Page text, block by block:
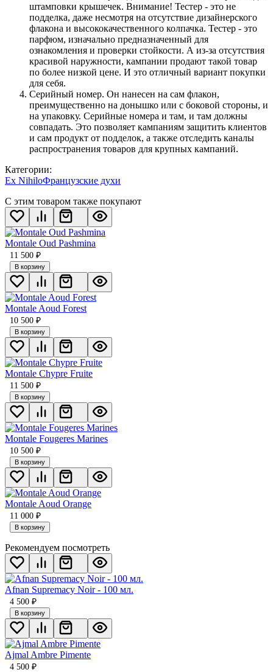
штамповки крышечек. Внимание! Тестер - это не
подделка, даже несмотря на отсутствие дизайнерского
флакона и высококачественного колпачка. Тестер - это
парфюм, изначально предназначенный для
ознакомления и проверки стойкости. А из-за отсутствия
красивой наружности, кампании продают такой товар
по более низкой цене. И это отличный вариант покупки
для себя.
Серийный номер. Он нанесен на сам флакон,
преимущественно на донышко или с боковой стороны, и
на упаковку. Серийные номера и там, и там должны
совпадать. Это позволяет кампаниям защитить клиентов
и сам продукт от подделок, а также отследить каналы
распространения товаров для крупных кампаний.
Категории:
Ex NihiloФранцузские духи
С этим товаром также покупают
Montale Oud Pashmina
11 500 ₽
В корзину
Montale Aoud Forest
10 500 ₽
В корзину
Montale Chypre Fruite
11 500 ₽
В корзину
Montale Fougeres Marines
10 500 ₽
В корзину
Montale Aoud Orange
11 000 ₽
В корзину
Рекомендуем посмотреть
Afnan Supremacy Noir - 100 мл.
4 500 ₽
В корзину
Ajmal Ambre Pimente
4 500 ₽